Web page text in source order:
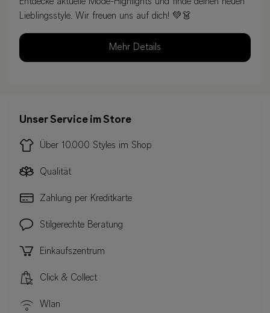
Lieblingsstyle. Wir freuen uns auf dich! 💚👗
Mehr Details
Unser Service im Store
Über 10.000 Styles im Shop
Qualität
Zahlung per Kreditkarte
Stilgerechte Beratung
Einkaufszentrum
Click & Collect
Wlan